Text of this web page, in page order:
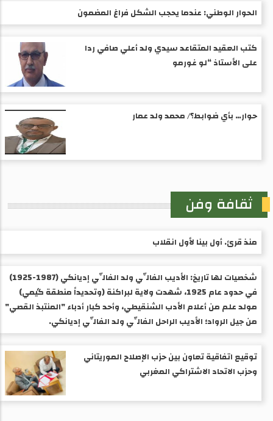
الحوار الوطني: عندما يحجب الشكل فراغ المضمون
كتب العقيد المتقاعد سيدي ولد أعلي صافي ردا
على الأستاذ “لو غورمو
حوار… بأي ضوابط؟/ محمد ولد عمار
ثقافة وفن
منذ قرئ. أول بينا لأول انقلاب
شخصيات لها تاريخ: الأديب الفالِّي ولد الفالِّي إديانكي (1987-1925) ​
في حدود عام 1925، شهدت ولاية لبراكنة (وتحديداً منطقة گيمي)
مولد علم من أعلام الأدب الشنقيطي، وأحد كبار أدباء "المنتبذ القصي"
من جيل الرواد؛ الأديب الراحل الفالِّي ولد الفالِّي إديانكي.
توقيع اتفاقية تعاون بين حزب الإصلاح الموريتاني
وحزب الاتحاد الاشتراكي المغربي